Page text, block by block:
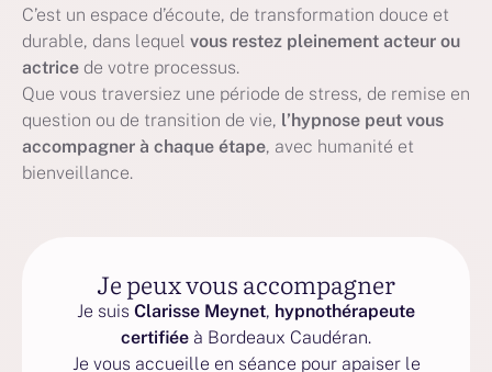
C’est un espace d’écoute, de transformation douce et
durable, dans lequel vous restez pleinement acteur ou
actrice de votre processus.
Que vous traversiez une période de stress, de remise en
question ou de transition de vie, l’hypnose peut vous
accompagner à chaque étape, avec humanité et
bienveillance.
Je peux vous accompagner
Je suis Clarisse Meynet, hypnothérapeute
certifiée à Bordeaux Caudéran.
Je vous accueille en séance pour apaiser le